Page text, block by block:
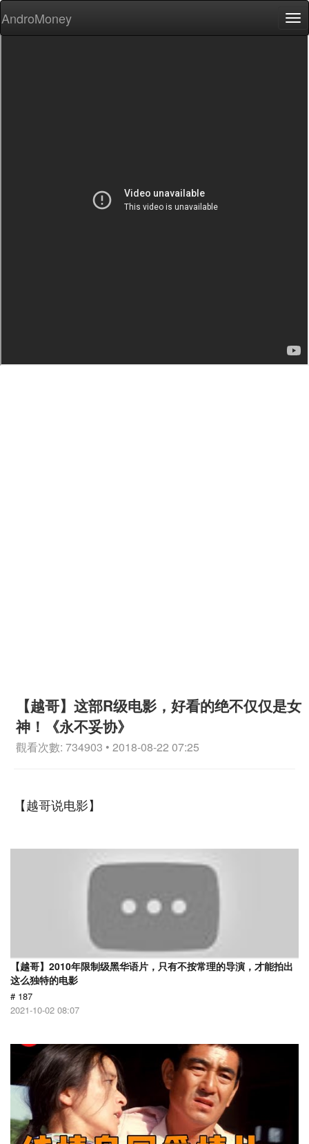
AndroMoney
【越哥】这部R级电影，好看的绝不仅仅是女
神！《永不妥协》
觀看次數: 734903 • 2018-08-22 07:25
【越哥说电影】
【越哥】2010年限制级黑华语片，只有不按常理的导演，才能拍出
这么独特的电影
# 187
2021-10-02 08:07